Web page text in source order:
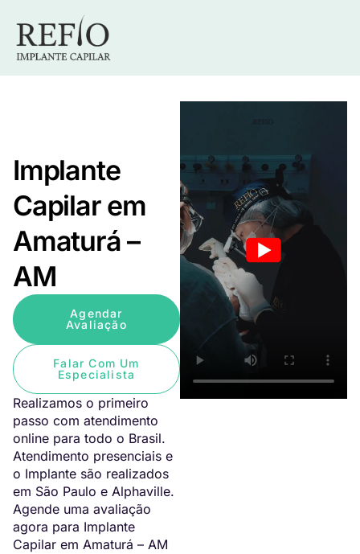
Implante
Capilar em
Amaturá –
AM
Agendar
Avaliação
Falar Com Um
Especialista
Realizamos o primeiro
passo com atendimento
online para todo o Brasil.
Atendimento presenciais e
o Implante são realizados
em São Paulo e Alphaville.
Agende uma avaliação
agora para Implante
Capilar em Amaturá – AM